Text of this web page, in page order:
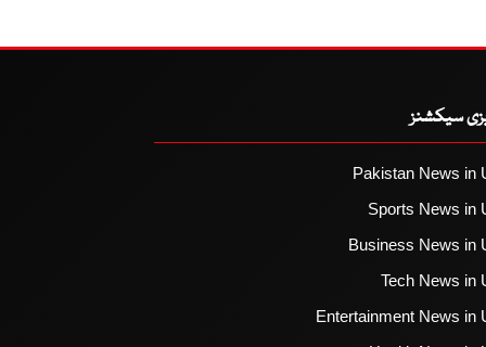
سیکشنز
Pakistan News in
Sports News in
Business News in
Tech News in
Entertainment News in